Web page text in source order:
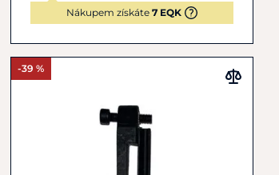
Nákupem získáte 7 EQK
-39 %